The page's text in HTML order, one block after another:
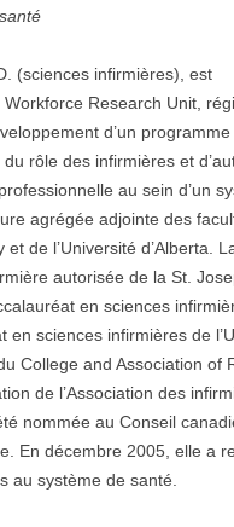
(sciences infirmières), est
Research Unit,
d’un
rôle des infirmières et
au sein d’un
agrégée adjointe des
de l’Université d’Alberta.
autorisée de la St.
en sciences
sciences infirmières de
College and Association of
de l’Association des
nommée au Conseil
En décembre 2005, elle a
au système de santé.